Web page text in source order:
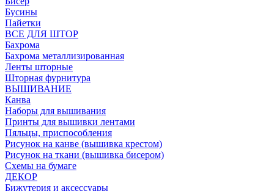
Бусины
Пайетки
ВСЕ ДЛЯ ШТОР
Бахрома
Бахрома металлизированная
Ленты шторные
Шторная фурнитура
ВЫШИВАНИЕ
Канва
Наборы для вышивания
Принты для вышивки лентами
Пяльцы, приспособления
Рисунок на канве (вышивка крестом)
Рисунок на ткани (вышивка бисером)
Схемы на бумаге
ДЕКОР
Бижутерия и аксессуары